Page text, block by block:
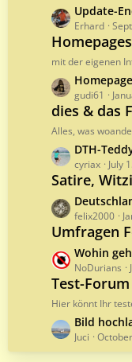
s
t
s
L
a
s
t
o
s
s
Update-
Erhard
mit der eigenen
L
a
s
t
o
s
s
gudi61
dies & das
Alles, was
L
a
s
t
P
o
t
s
DTH-
cyriax July
Satire,
L
a
s
t
P
o
s
t
s
felix2000
Umfragen
L
a
s
t
o
Wohin
NoDurians
Test-Forum
Hier könnt Ihr
L
a
s
Bild
Juci